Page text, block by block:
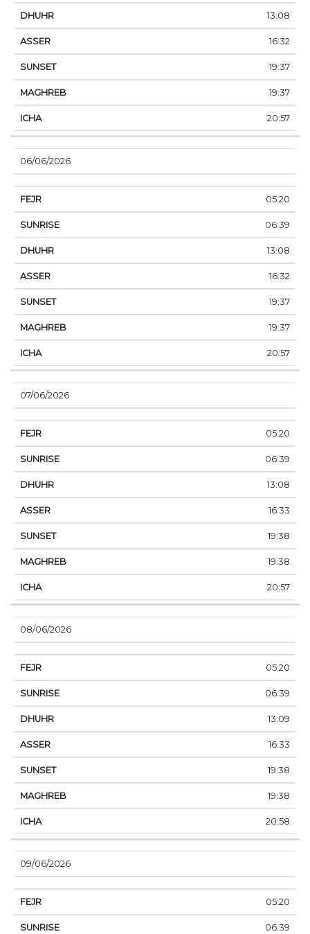
13:08
16:32
19:37
19:37
20:57
06/06/2026
05:20
06:39
13:08
16:32
19:37
19:37
20:57
07/06/2026
05:20
06:39
13:08
16:33
19:38
19:38
20:57
08/06/2026
05:20
06:39
13:09
16:33
19:38
19:38
20:58
09/06/2026
05:20
06:39